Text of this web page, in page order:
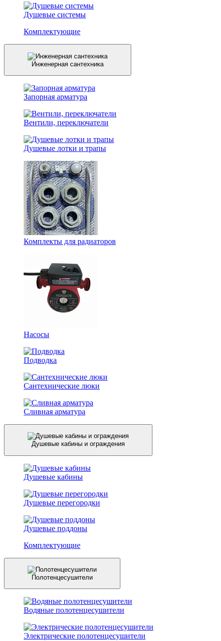
Душевые системы
Комплектующие
Инженерная сантехника
Запорная арматура
Вентили, переключатели
Душевые лотки и трапы
Комплекты для радиаторов
Насосы
Подводка
Сантехнические люки
Сливная арматура
Душевые кабины и ограждения
Душевые кабины
Душевые перегородки
Душевые поддоны
Комплектующие
Полотенцесушители
Водяные полотенцесушители
Электрические полотенцесушители